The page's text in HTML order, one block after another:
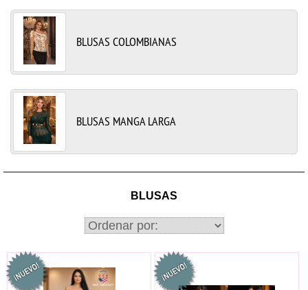
BLUSAS COLOMBIANAS
BLUSAS MANGA LARGA
BLUSAS